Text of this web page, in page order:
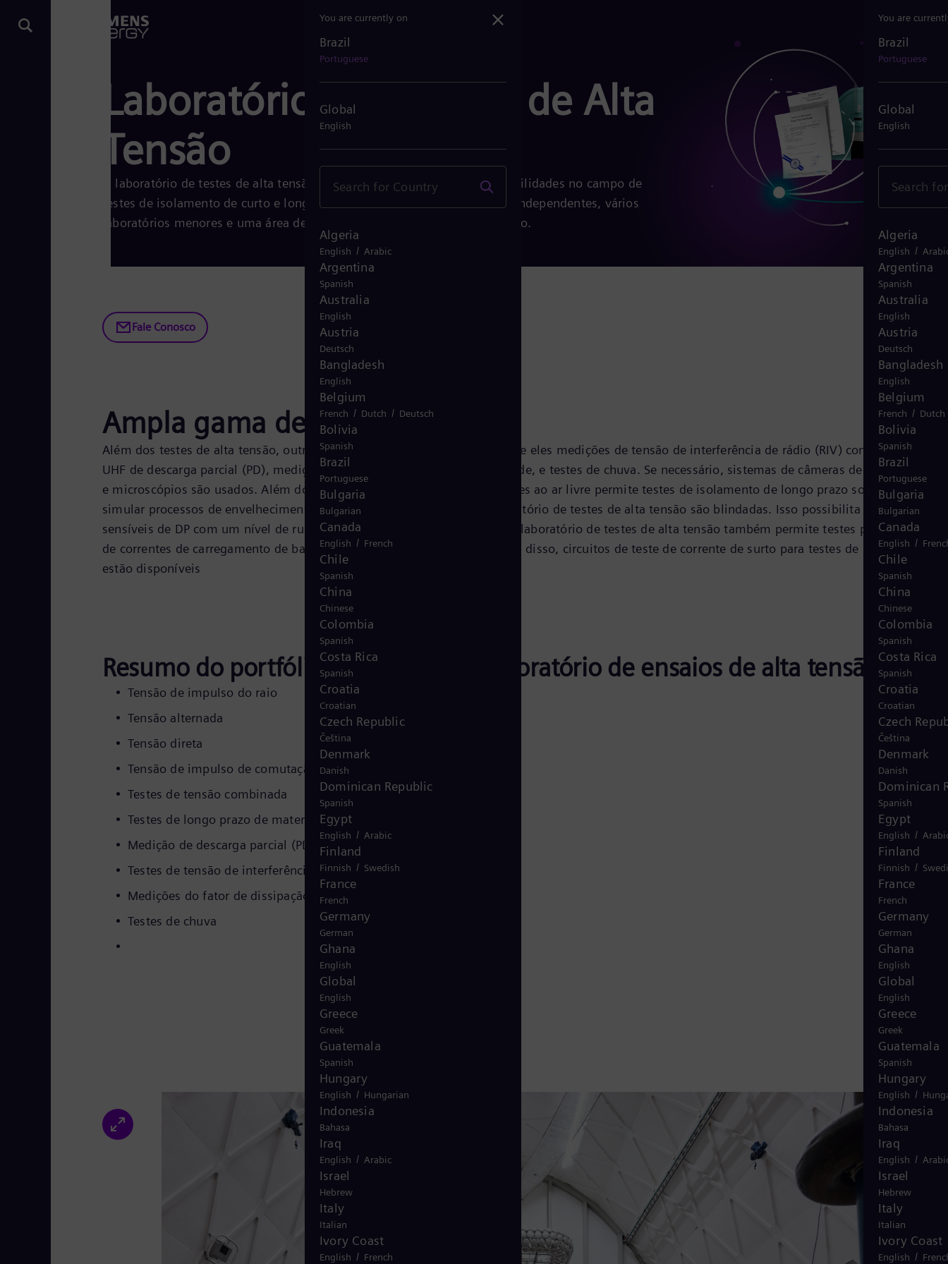
You are
Brazil
Portuguese
Global
English
Algeria
English /
Argentina
Spanish
Australia
English
Austria
Deutsch
Bangladesh
English
Belgium
French / Dutch
Bolivia
Spanish
Brazil
Portuguese
Bulgaria
Bulgarian
Canada
English /
Chile
Spanish
China
Chinese
Colombia
Spanish
Costa Rica
Spanish
Croatia
Croatian
Czech
Čeština
Denmark
Danish
Dominican
Spanish
Egypt
English /
Finland
Finnish /
France
French
Germany
German
Ghana
English
Global
English
Greece
Greek
Guatemala
Spanish
Hungary
English /
Indonesia
Bahasa
Iraq
English /
Israel
Hebrew
Italy
Italian
Ivory Coast
English /
Laboratório de Ensaios de Alta
Tensão
O laboratório de testes de alta tensão oferece uma ampla gama de possibilidades no campo de
testes de isolamento de curto e longo prazo. Possui duas salas de testes independentes, vários
laboratórios menores e uma área de testes ao ar livre para testes de tensão.
Fale Conosco
Ampla gama de possibilidades
Além dos testes de alta tensão, outros exames podem ser realizados, entre eles medições de tensão de interferência de rádio (RIV) convencional e
UHF de descarga parcial (PD), medições de fator de dissipação e capacidade, e testes de chuva. Se necessário, sistemas de câmeras de
e microscópios são usados. Além dos testes de alta tensão, a área de testes ao ar livre permite testes de isolamento de longo prazo sob CC e CA
simular processos de envelhecimento. As grandes salas de teste do laboratório de testes de alta tensão são blindadas. Isso possibilita medições
sensíveis de DP com um nível de ruído muito baixo de menos de 1 pC. O laboratório de testes de alta tensão também permite testes para
de correntes de carregamento de barramento por seccionadores GIS. Além disso, circuitos de teste de corrente de surto para testes de para-choques
estão disponíveis
Resumo do portfólio de ensaios do laboratório de ensaios de alta tensão
Tensão de impulso do raio
Tensão alternada
Tensão direta
Tensão de impulso de comutação
Testes de tensão combinada
Testes de longo prazo de materiais de isolamento sob CC e CA
Medição de descarga parcial (PD) convencional e UHF
Testes de tensão de interferência de rádio (RIV)
Medições do fator de dissipação e capacidade
Testes de chuva
You are currently on
Brazil
Portuguese
Global
English
Algeria
English / Arabic
Argentina
Spanish
Australia
English
Austria
Deutsch
Bangladesh
English
Belgium
French / Dutch / Deutsch
Bolivia
Spanish
Brazil
Portuguese
Bulgaria
Bulgarian
Canada
English / French
Chile
Spanish
China
Chinese
Colombia
Spanish
Costa Rica
Spanish
Croatia
Croatian
Czech Republic
Čeština
Denmark
Danish
Dominican Republic
Spanish
Egypt
English / Arabic
Finland
Finnish / Swedish
France
French
Germany
German
Ghana
English
Global
English
Greece
Greek
Guatemala
Spanish
Hungary
English / Hungarian
Indonesia
Bahasa
Iraq
English / Arabic
Israel
Hebrew
Italy
Italian
Ivory Coast
English / French